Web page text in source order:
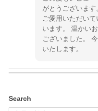
がとうございま
ご愛用いただい
います。 温かい
ございました。
いたします。
Search